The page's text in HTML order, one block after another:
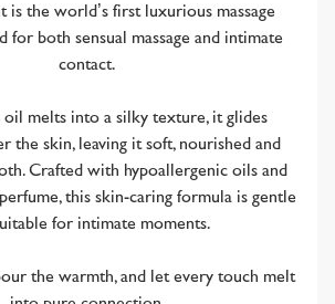
is the world’s first luxurious massage
for both sensual massage and intimate
contact.
melts into a silky texture, it glides
the skin, leaving it soft, nourished and
Crafted with hypoallergenic oils and
this skin-caring formula is gentle
for intimate moments.
the warmth, and let every touch melt